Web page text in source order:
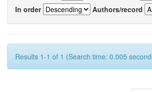
In order
Authors/record
Results 1-1 of 1 (Search time: 0.005